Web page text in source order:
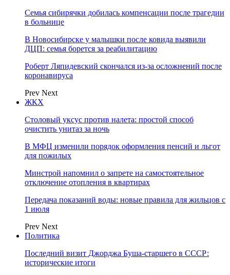
Семья сибирячки добилась компенсации после трагедии
в больнице
В Новосибирске у малышки после ковида выявили
ДЦП: семья борется за реабилитацию
Роберт Ляпидевский скончался из-за осложнений после
коронавируса
Prev Next
ЖКХ
Столовый уксус против налета: простой способ
очистить унитаз за ночь
В МФЦ изменили порядок оформления пенсий и льгот
для пожилых
Минстрой напомнил о запрете на самостоятельное
отключение отопления в квартирах
Передача показаний воды: новые правила для жильцов с
1 июля
Prev Next
Политика
Последний визит Джорджа Буша-старшего в СССР:
исторические итоги